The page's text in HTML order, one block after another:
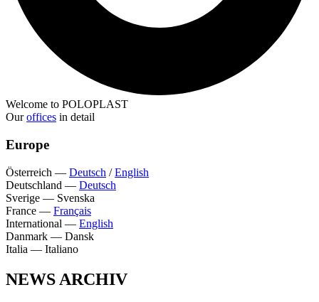
Welcome to POLOPLAST
Ouroffices in detail
Europe
Österreich — Deutsch /English
Deutschland — Deutsch
Sverige — Svenska
France — Français
International — English
Danmark — Dansk
Italia — Italiano
NEWS ARCHIV